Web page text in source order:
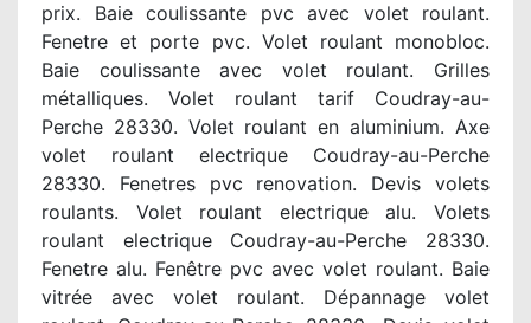
prix. Baie coulissante pvc avec volet roulant.
Fenetre et porte pvc. Volet roulant monobloc.
Baie coulissante avec volet roulant. Grilles
métalliques. Volet roulant tarif Coudray-au-
Perche 28330. Volet roulant en aluminium. Axe
volet roulant electrique Coudray-au-Perche
28330. Fenetres pvc renovation. Devis volets
roulants. Volet roulant electrique alu. Volets
roulant electrique Coudray-au-Perche 28330.
Fenetre alu. Fenêtre pvc avec volet roulant. Baie
vitrée avec volet roulant. Dépannage volet